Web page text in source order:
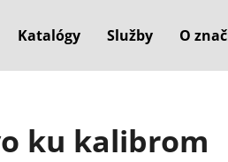
Katalógy Služby O
ku kalibrom